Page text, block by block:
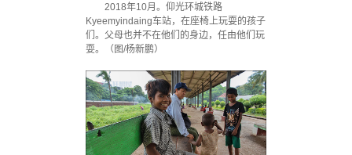
2018年10月。仰光环城铁路
Kyeemyindaing车站，在座椅上玩耍的孩子
们。父母也并不在他们的身边，任由他们玩
耍。（图/杨新鹏）